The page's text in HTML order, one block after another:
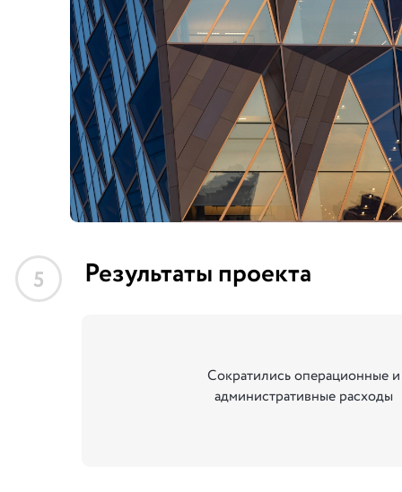
5 Результаты проекта
Сократились операционные и
административные расходы